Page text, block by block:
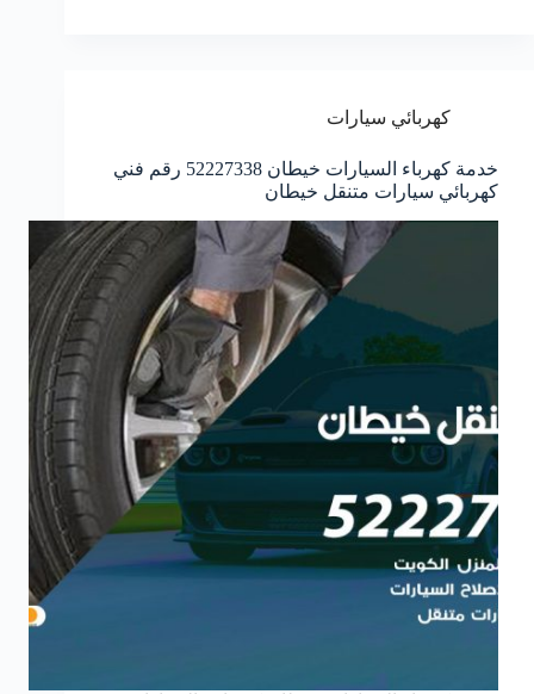
كهربائي سيارات
خدمة كهرباء السيارات خيطان 52227338 رقم فني
كهربائي سيارات متنقل خيطان